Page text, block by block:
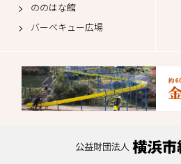
ののはな館
バーベキュー広場